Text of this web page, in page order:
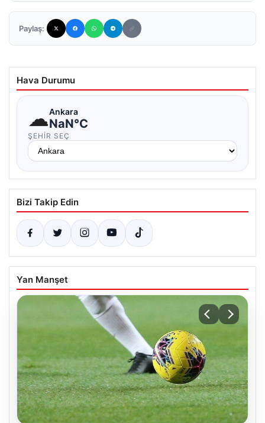
Paylaş:
Hava Durumu
☁Ankara
NaN°C
ŞEHIR SEÇ
Bizi Takip Edin
Yan Manşet